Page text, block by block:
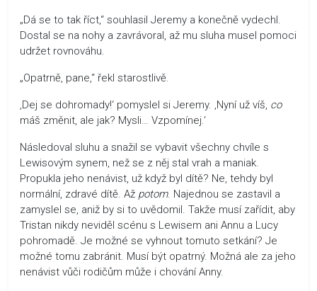
„Dá se to tak říct,“ souhlasil Jeremy a konečně vydechl.
Dostal se na nohy a zavrávoral, až mu sluha musel pomoci
udržet rovnováhu.
„Opatrně, pane,“ řekl starostlivě.
‚Dej se dohromady!‘ pomyslel si Jeremy. ‚Nyní už víš, co
máš změnit, ale jak? Mysli… Vzpomínej.‘
Následoval sluhu a snažil se vybavit všechny chvíle s
Lewisovým synem, než se z něj stal vrah a maniak.
Propukla jeho nenávist, už když byl dítě? Ne, tehdy byl
normální, zdravé dítě. Až potom. Najednou se zastavil a
zamyslel se, aniž by si to uvědomil. Takže musí zařídit, aby
Tristan nikdy neviděl scénu s Lewisem ani Annu a Lucy
pohromadě. Je možné se vyhnout tomuto setkání? Je
možné tomu zabránit. Musí být opatrný. Možná ale za jeho
nenávist vůči rodičům může i chování Anny.